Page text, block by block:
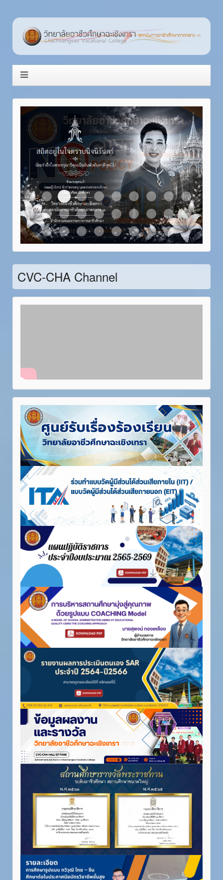
Item 1 Item 2Item 3Item 4Item 5Item 6 Item 7Item 8Item 9Item 10
Item 11Item 12Item 13Item 14Item 15Item 16Item 17Item 18Item 19Item 20
Item 21Item 22Item 23Item 24Item 25Item 26Item 27Item 28
CVC-CHA Channel